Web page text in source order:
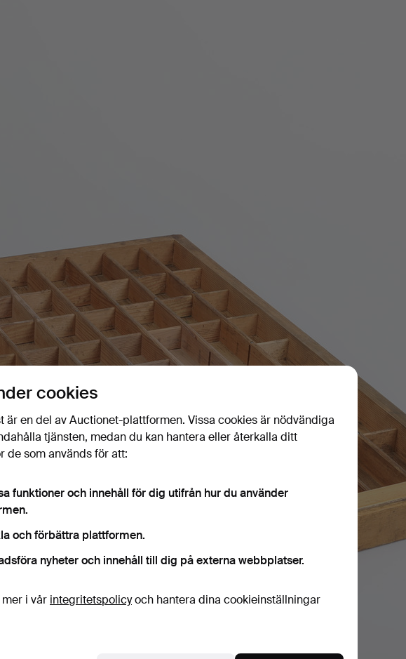
cookies
är en del av Auctionet-plattformen. Vissa cookies är nödvändiga
tjänsten, medan du kan hantera eller återkalla ditt
de som används för att:
funktioner och innehåll för dig utifrån hur du använder
och förbättra plattformen.
nyheter och innehåll till dig på externa webbplatser.
i vår integritetspolicyoch hantera dina cookieinställningar